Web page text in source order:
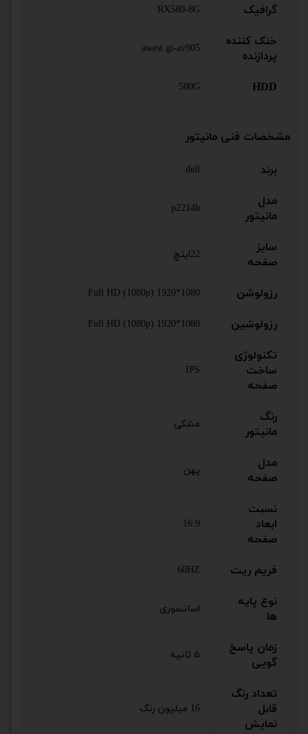
گرافیک RX580-8G
خنک کننده
پردازنده
awest gt-av905
HDD
500G
مشخصات فنی مانیتور
برند dell
مدل
مانیتور
p2214h
سایز
صفحه
22اینچ
رزولوشن Full HD (1080p) 1920*1080
رزولوشین Full HD (1080p) 1920*1080
تکنولوژی
ساخت
صفحه
IPS
رنگ
مانیتور
مشکی
مدل
صفحه
پهن
نسبت
ابعاد
صفحه
16:9
فریم ریت 60HZ
نوع پایه
ها
اسانسوری
زمان پاسخ
گویی
۵ ثانیه
تعداد رنگ
قابل
نمایش
16 میلیون رنگ